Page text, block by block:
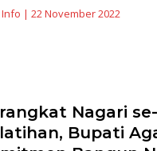
Info |22 November 2022
Nagari
Bupati